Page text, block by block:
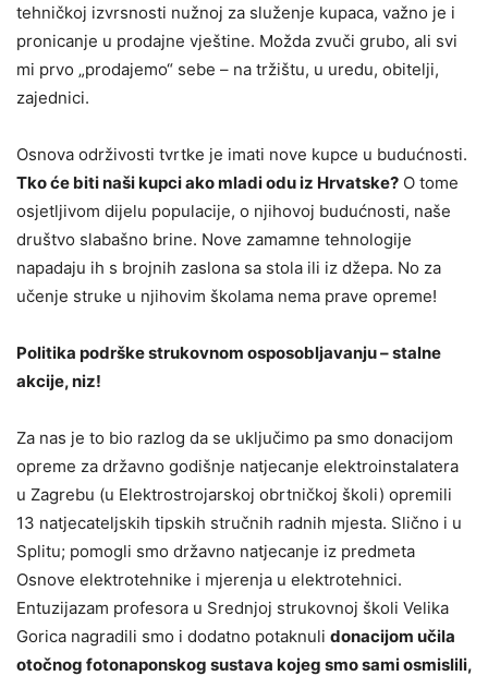
tehničkoj izvrsnosti nužnoj za služenje kupaca, važno je i
pronicanje u prodajne vještine. Možda zvuči grubo, ali svi
mi prvo „prodajemo“ sebe – na tržištu, u uredu, obitelji,
zajednici.
Osnova održivosti tvrtke je imati nove kupce u budućnosti.
Tko će biti naši kupci ako mladi odu iz Hrvatske? O tome
osjetljivom dijelu populacije, o njihovoj budućnosti, naše
društvo slabašno brine. Nove zamamne tehnologije
napadaju ih s brojnih zaslona sa stola ili iz džepa. No za
učenje struke u njihovim školama nema prave opreme!
Politika podrške strukovnom osposobljavanju – stalne
akcije, niz!
Za nas je to bio razlog da se uključimo pa smo donacijom
opreme za državno godišnje natjecanje elektroinstalatera
u Zagrebu (u Elektrostrojarskoj obrtničkoj školi) opremili
13 natjecateljskih tipskih stručnih radnih mjesta. Slično i u
Splitu; pomogli smo državno natjecanje iz predmeta
Osnove elektrotehnike i mjerenja u elektrotehnici.
Entuzijazam profesora u Srednjoj strukovnoj školi Velika
Gorica nagradili smo i dodatno potaknuli donacijom učila
otočnog fotonaponskog sustava kojeg smo sami osmislili,